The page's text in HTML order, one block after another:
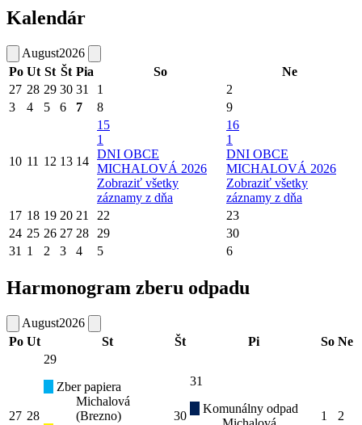
Kalendár
August2026
Po Ut St Št Pia So
Ne
27 28 29 30 31 1
2
3
4 5 6 7 8 9
10 11 12 13 14
15
1
DNI OBCE
MICHALOVÁ 2026
Zobraziť všetky
záznamy z dňa
16
1
DNI OBCE
MICHALOVÁ 2026
Zobraziť všetky
záznamy z dňa
17 18 19 20 21 22
23
24 25 26 27 28 29
30
31 1 2 3 4 5 6
Harmonogram zberu odpadu
August2026
Po Ut St Št Pi So Ne
27 28
29
Zber papiera
Michalová
(Brezno)
30
31
Komunálny odpad
1 2